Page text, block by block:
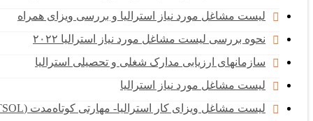
لیست مشاغل مورد نیاز استرالیا و بررسی ویزای همراه
نحوه بررسی لیست مشاغل مورد نیاز استرالیا ۲۰۲۲
سازمانهای ارزیابی مدارک شغلی و تحصیلی استرالیا
لیست مشاغل مورد نیاز استرالیا
لیست مشاغل ویزای کار استرالیا- مهارتی کوتاه‌مدت (STSOL)